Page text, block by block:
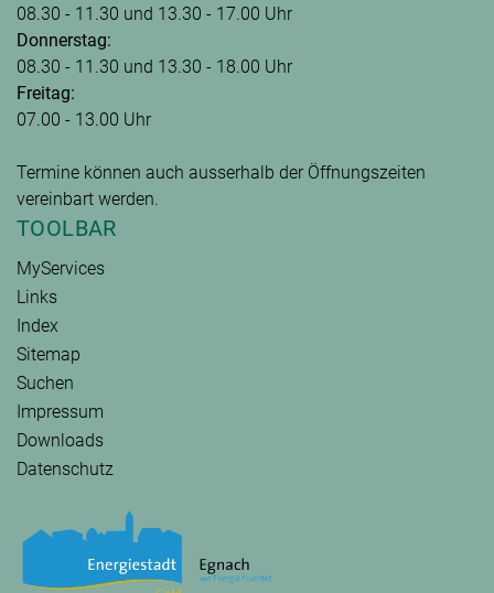
08.30 - 11.30 und 13.30 - 17.00 Uhr
Donnerstag:
08.30 - 11.30 und 13.30 - 18.00 Uhr
Freitag:
07.00 - 13.00 Uhr
Termine können auch ausserhalb der Öffnungszeiten
vereinbart werden.
TOOLBAR
MyServices
Links
Index
Sitemap
Suchen
Impressum
Downloads
Datenschutz